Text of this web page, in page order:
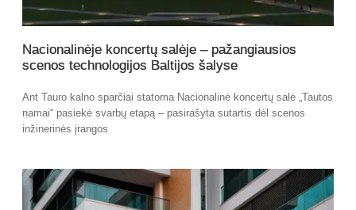
Nacionalinėje koncertų salėje – pažangiausios
scenos technologijos Baltijos šalyse
Ant Tauro kalno sparčiai statoma Nacionalinė koncertų salė „Tautos
namai“ pasiekė svarbų etapą – pasirašyta sutartis dėl scenos
inžinerinės įrangos